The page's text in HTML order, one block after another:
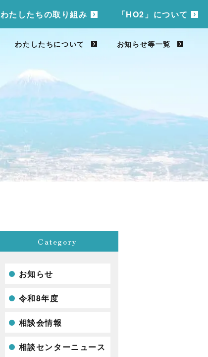
わたしたちの取り組み 「HO2」について
わたしたちについて お知らせ等一覧
Category
お知らせ
令和8年度
相談会情報
相談センターニュース